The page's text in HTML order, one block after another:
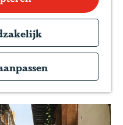
T
a
e
l
classics in